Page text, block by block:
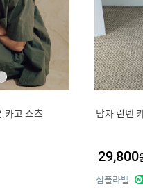
카고 쇼츠 남자 린넨
29,800
심플라벨